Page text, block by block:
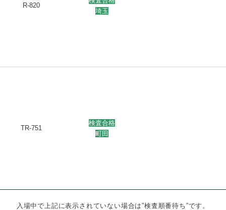
R-820
埼玉
TR-751
検査合格
町田
入場中で上記に表示されていない場合は”検査順番待ち”です。